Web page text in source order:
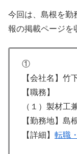
今回は、島根を勤
報の掲載ページを
①
【会社名】竹
【職務】
（１）製材工
【勤務地】島
【詳細】 転職